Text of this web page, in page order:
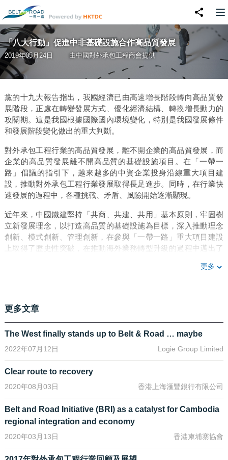
「八大行動」促進中非基礎設施合作高品質發展
2019年05月24日 由中國對外承包工程商會提供
黨的十九大報告指出，我國經濟已由高速增長階段轉向高品質發
展階段，正處在轉變發展方式、優化經濟結構、轉換增長動力的
攻關期。這是我國根據國際國內環境變化，特別是我國發展條件
和發展階段變化做出的重大判斷。
對外承包工程行業的高品質發展，離不開企業的高品質發展，而
企業的高品質發展離不開高品質的基礎設施項目。在「一帶一
路」倡議的指引下，越來越多的中資企業投身沿線重大項目建
設，推動對外承包工程行業發展取得長足進步。同時，在行業快
速發展的過程中，各種挑戰、矛盾、風險開始逐漸顯現。
近年來，中國鐵建堅持「共商、共建、共用」基本原則，牢固樹
立新發展理念，以打造高品質的基礎設施為目標，深入推動理念
創新、模式創新、管理創新，在參與「一帶一路」重大項目建設
上取得了歷史性突破，在推動海外業務轉型升級的過程中邁出了
是企業立足市場、可持續發展的前提和基礎。經過國內大規模基
礎設施建設的洗禮，中國建築企業的品質意識、管理水準達到了
一個新的高度。與此同時，一些發展中國家由於所處的發展階段
不同，在工程建設領域的品質管控體系還不夠完善，建設管理水
準還有很大的提升空間。在參與上述國家的專案建設中，中國鐵
建本著真、實、親、誠的理念，始終站在所在國發展角度，為所
在國政府、專案業主著想，不急功近利，不做「一錘子買賣」，
以打造高品質、可持續的基礎設施為目標，注重與所在國分享中
國的建造技術與管理經驗，嚴格堅守企業底線和管理標準，強化
率。近年來，公司承建的奈及利亞阿卡鐵路、衣索比亞阿瓦薩工
更多
更多文章
The West finally stands up to Belt & Road … maybe
2022年07月12日 Logie Group Limited
Clear route to recovery
2020年08月03日 香港上海滙豐銀行有限公司
Belt and Road Initiative (BRI) as a catalyst for Cambodia
regional integration and economy
2020年03月13日 香港柬埔寨協會